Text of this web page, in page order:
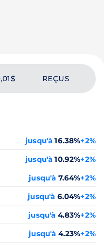
REÇUS
jusqu'à 16.38%+2%
jusqu'à 10.92%+2%
jusqu'à 7.64%+2%
jusqu'à 6.04%+2%
jusqu'à 4.83%+2%
jusqu'à 4.23%+2%